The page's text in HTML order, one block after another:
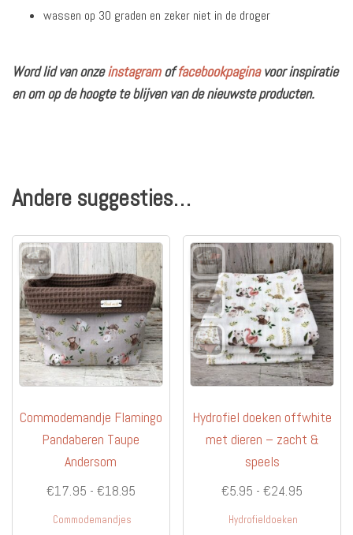
wassen op 30 graden en zeker niet in de droger
Word lid van onzeinstagramoffacebookpaginavoor inspiratie
en om op de hoogte te blijven van de nieuwste producten.
Andere suggesties…
Commodemandje Flamingo
Pandaberen Taupe
Andersom
€17.95 - €18.95Prijsklasse:
Commodemandjes
Hydrofiel doeken offwhite
met dieren – zacht &
speels
€5.95 - €24.95
Hydrofieldoeken